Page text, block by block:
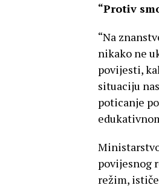
“Protiv
“Na
nikako ne
povijesti,
situaciju
poticanje
povijesnog
režim,